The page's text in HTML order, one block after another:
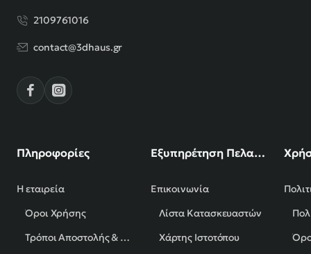
2109761016
contact@3dhaus.gr
Πληροφορίες
Η εταιρεία
Όροι Χρήσης
Τρόποι Αποστολής & Πληρωμής
Εξυπηρέτηση Πελατών
Επικοινωνία
Λίστα Κατασκευαστών
Χάρτης Ιστοτόπου